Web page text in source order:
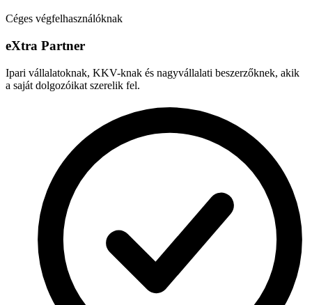
Céges végfelhasználóknak
eXtra Partner
Ipari vállalatoknak, KKV-knak és nagyvállalati beszerzőknek, akik
a saját dolgozóikat szerelik fel.